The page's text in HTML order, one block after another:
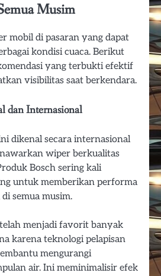
Musim
mobil di pasaran yang dapat
kondisi cuaca. Berikut
yang terbukti efektif
visibilitas saat berkendara.
dan Internasional
dikenal secara internasional
wiper berkualitas
Bosch sering kali
untuk memberikan performa
semua musim.
menjadi favorit banyak
karena teknologi pelapisan
mengurangi
air. Ini meminimalisir efek